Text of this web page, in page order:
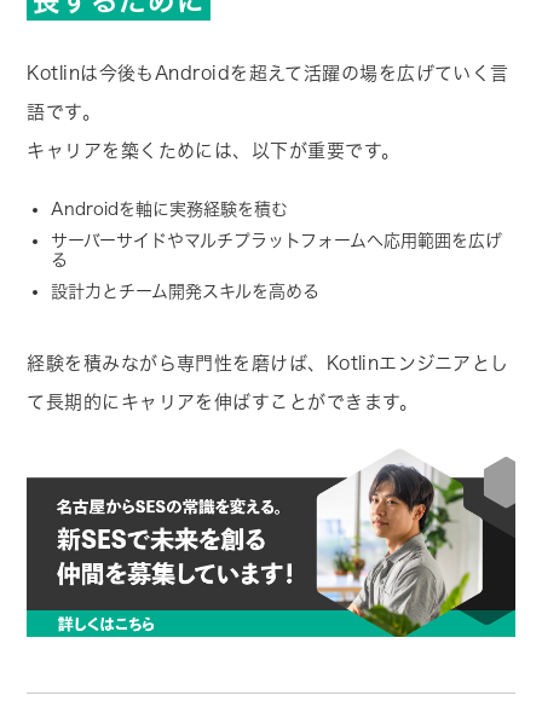
Kotlinは今後もAndroidを超えて活躍の場を広げていく言
語です。
キャリアを築くためには、以下が重要です。
Androidを軸に実務経験を積む
サーバーサイドやマルチプラットフォームへ応用範囲を広げ
る
設計力とチーム開発スキルを高める
経験を積みながら専門性を磨けば、Kotlinエンジニアとし
て長期的にキャリアを伸ばすことができます。